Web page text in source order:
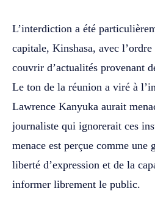
L’interdiction a été
capitale, Kinshasa, avec
couvrir d’actualités provenant
Le ton de la réunion a viré à
Lawrence Kanyuka aurait
journaliste qui ignorerait ces
menace est perçue comme une
liberté d’expression et de la
informer librement le public.